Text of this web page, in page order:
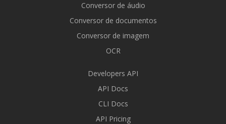
Conversor de áudio
Conversor de documentos
Conversor de imagem
OCR
Developers API
API Docs
CLI Docs
API Pricing